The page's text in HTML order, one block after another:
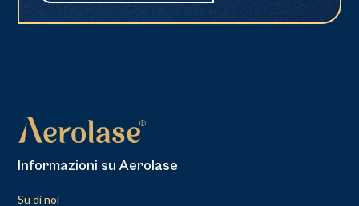
Informazioni su Aerolase
Su di noi